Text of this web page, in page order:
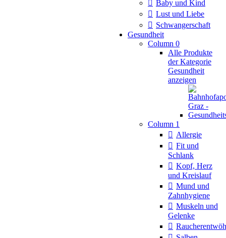
Baby und Kind
Lust und Liebe
Schwangerschaft
Gesundheit
Column 0
Alle Produkte
der Kategorie
Gesundheit
anzeigen
Column 1
Allergie
Fit und
Schlank
Kopf, Herz
und Kreislauf
Mund und
Zahnhygiene
Muskeln und
Gelenke